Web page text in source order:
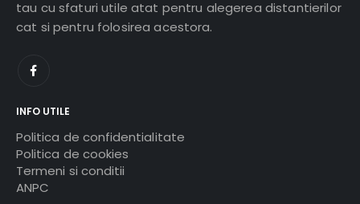
tau cu sfaturi utile atat pentru alegerea distantierilor
cat si pentru folosirea acestora.
INFO UTILE
Politica de confidentialitate
Politica de cookies
Termeni si conditii
ANPC